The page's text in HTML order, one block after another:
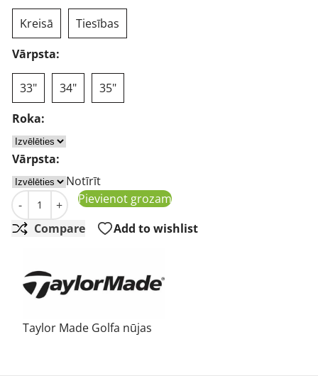
Kreisā
Tiesības
Vārpsta:
33" 34"
35"
Roka:
Vārpsta:
Notīrīt
-
TaylorMade Spider Tour V Putter Double Bend golfa
+
Pievienot grozam
Compare
Add to wishlist
Taylor Made Golfa nūjas